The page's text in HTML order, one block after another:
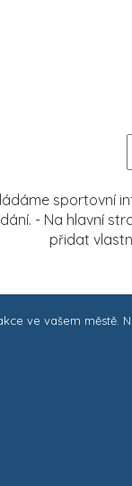
sportovní
- Na hlavní
přidat
ve vašem městě.